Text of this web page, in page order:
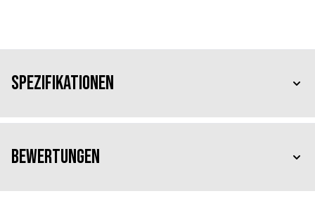
Spezifikationen
Bewertungen